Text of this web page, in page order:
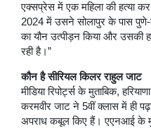
एक्सप्रेस में एक महिला की हत्या
2024 में उसने सोलापुर के पास पुणे-
का यौन उत्पीड़न किया और उसकी
रही है।”
कौन है सीरियल किलर राहुल जाट
मीडिया रिपोर्ट्स के मुताबिक,
करमवीर जाट ने 5वीं क्लास में ही
अपराध कबूल किए हैं। एएनआई के